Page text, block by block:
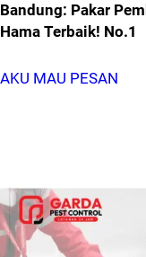
Bandung: Pakar
Hama Terbaik! No.1
AKU MAU PESAN